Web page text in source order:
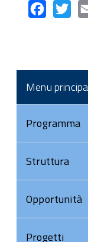
Facebook
Menu
Programma
Struttura
Opportunità
Progetti